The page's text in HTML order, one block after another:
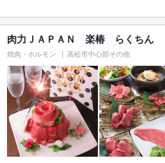
肉力ＪＡＰＡＮ 楽椿 らくちん
焼肉・ホルモン 高松市中心部その他